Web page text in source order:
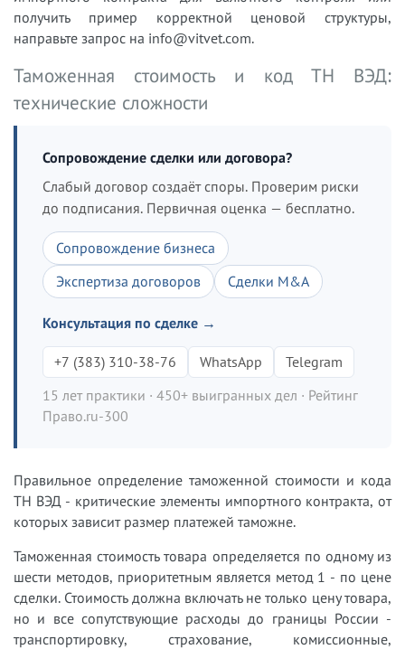
получить пример корректной ценовой структуры,
направьте запрос на info@vitvet.com.
Таможенная стоимость и код ТН ВЭД:
технические сложности
Сопровождение сделки или договора?
Слабый договор создаёт споры. Проверим риски
до подписания. Первичная оценка — бесплатно.
Сопровождение бизнеса
Экспертиза договоров
Сделки M&A
Консультация по сделке →
+7 (383) 310-38-76 WhatsApp
Telegram
15 лет практики · 450+ выигранных дел · Рейтинг
Право.ru-300
Правильное определение таможенной стоимости и кода
ТН ВЭД - критические элементы импортного контракта, от
которых зависит размер платежей таможне.
Таможенная стоимость товара определяется по одному из
шести методов, приоритетным является метод 1 - по цене
сделки. Стоимость должна включать не только цену товара,
но и все сопутствующие расходы до границы России -
транспортировку, страхование, комиссионные,